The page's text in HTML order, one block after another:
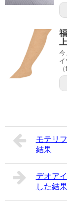
今
モテリ
結果
デオア
した結